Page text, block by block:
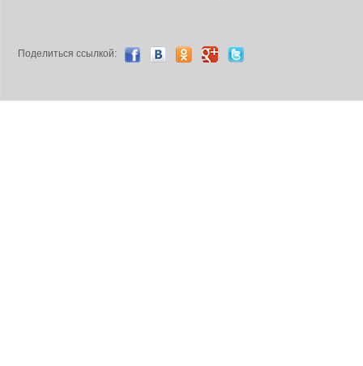
Поделиться ccылкой: